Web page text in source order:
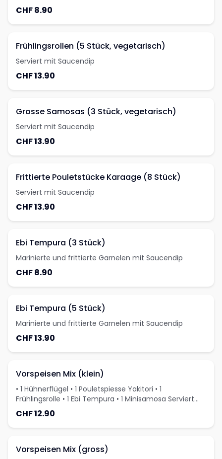
CHF 8.90
Frühlingsrollen (5 Stück, vegetarisch)
Serviert mit Saucendip
CHF 13.90
Grosse Samosas (3 Stück, vegetarisch)
Serviert mit Saucendip
CHF 13.90
Frittierte Pouletstücke Karaage (8 Stück)
Serviert mit Saucendip
CHF 13.90
Ebi Tempura (3 Stück)
Marinierte und frittierte Garnelen mit Saucendip
CHF 8.90
Ebi Tempura (5 Stück)
Marinierte und frittierte Garnelen mit Saucendip
CHF 13.90
Vorspeisen Mix (klein)
• 1 Hühnerflügel • 1 Pouletspiesse Yakitori • 1
Frühlingsrolle • 1 Ebi Tempura • 1 Minisamosa Serviert
mit Saucendip
CHF 12.90
Vorspeisen Mix (gross)